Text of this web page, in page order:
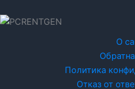
О
Политика
Отказ от